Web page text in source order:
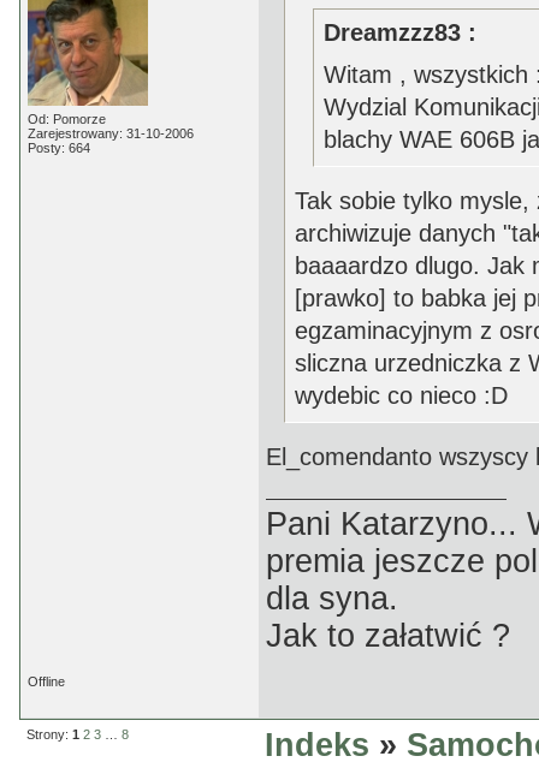
Od: Pomorze
Zarejestrowany: 31-10-2006
Posty: 664
Dreamzzz83 :
Witam , wszystkich
Wydzial
blachy WAE 606B
Tak sobie tylko
archiwizuje danych
baaaardzo dlugo. Jak
[prawko] to babka jej
egzaminacyjnym z
sliczna urzedniczka z
wydebic co nieco :D
El_comendanto
Pani Katarzyno...
premia jeszcze
dla syna.
Jak to załatwić ?
Offline
Strony: 1 2 3 8 Indeks »